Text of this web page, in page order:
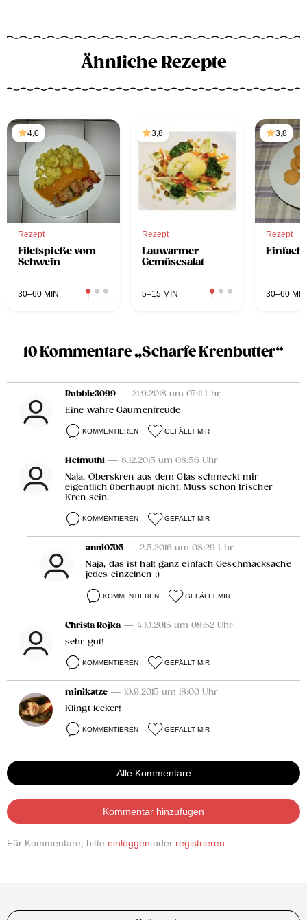
Ähnliche Rezepte
4,0
Rezept
Filetspieße vom
Schwein
30–60 MIN
3,8
Rezept
Lauwarmer
Gemüsesalat
5–15 MIN
3,8
Rezept
30–60 MIN
10 Kommentare „Scharfe Krenbutter“
Robbie3099 — 21.9.2018 um 07:11 Uhr
Eine wahre Gaumenfreude
KOMMENTIEREN GEFÄLLT MIR
Helmuth1 — 8.12.2015 um 08:56 Uhr
Naja, Oberskren aus dem Glas schmeckt mir
eigentlich überhaupt nicht. Muss schon frischer
Kren sein.
KOMMENTIEREN GEFÄLLT MIR
anni0705 — 2.5.2016 um 08:29 Uhr
Naja, das ist halt ganz einfach Geschmacksache
jedes einzelnen ;)
KOMMENTIEREN GEFÄLLT MIR
Christa Rojka — 4.10.2015 um 08:52 Uhr
sehr gut!
KOMMENTIEREN GEFÄLLT MIR
minikatze — 10.9.2015 um 18:00 Uhr
Klingt lecker!
KOMMENTIEREN GEFÄLLT MIR
Alle Kommentare
Kommentar hinzufügen
Für Kommentare, bitte einloggen oder registrieren